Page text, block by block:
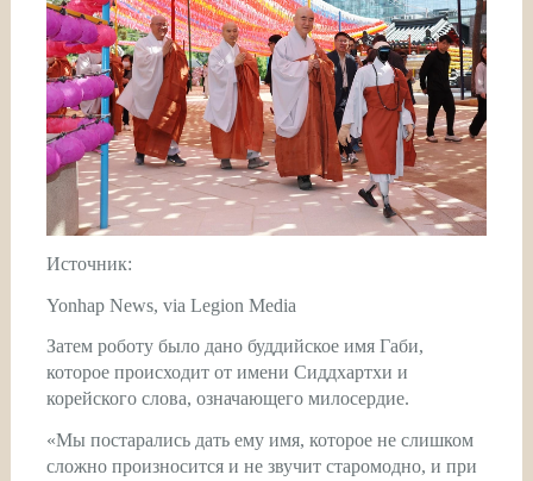
Источник:
Yonhap News, via Legion Media
Затем роботу было дано буддийское имя Габи,
которое происходит от имени Сиддхартхи и
корейского слова, означающего милосердие.
«Мы постарались дать ему имя, которое не слишком
сложно произносится и не звучит старомодно, и при